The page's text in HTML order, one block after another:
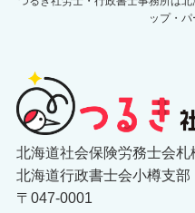
ップ・
北海道社会保険労務士会札
北海道行政書士会小樽支部
〒047-0001